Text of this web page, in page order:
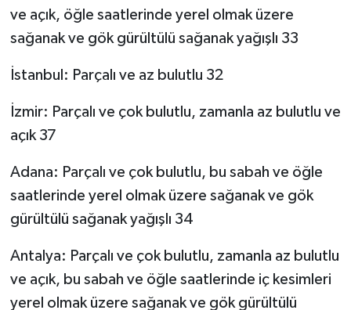
ve açık, öğle saatlerinde yerel olmak üzere
sağanak ve gök gürültülü sağanak yağışlı 33
İstanbul: Parçalı ve az bulutlu 32
İzmir: Parçalı ve çok bulutlu, zamanla az bulutlu ve
açık 37
Adana: Parçalı ve çok bulutlu, bu sabah ve öğle
saatlerinde yerel olmak üzere sağanak ve gök
gürültülü sağanak yağışlı 34
Antalya: Parçalı ve çok bulutlu, zamanla az bulutlu
ve açık, bu sabah ve öğle saatlerinde iç kesimleri
yerel olmak üzere sağanak ve gök gürültülü